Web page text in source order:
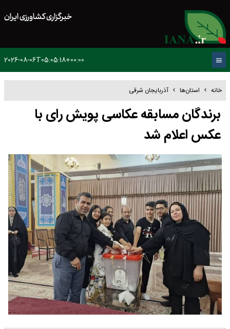
خبرگزاری کشاورزی ایران
2026-08-06T05:05:18+00:00
خانه استان‌ها آذربایجان شرقی
برندگان مسابقه عکاسی پویش رای با
عکس اعلام شد